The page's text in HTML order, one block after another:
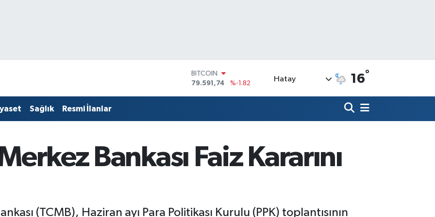
DOLAR
45,43620
%0.02
61,60380
%0.18
BİST100
14.598,00
%0
Hatay 16°
Sağlık Resmi İlanlar
Bankası Faiz Kararını
(TCMB), Haziran ayı Para Politikası Kurulu (PPK) toplantısının